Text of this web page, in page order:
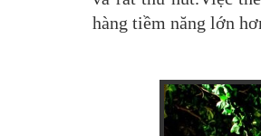
hàng tiềm năng lớn